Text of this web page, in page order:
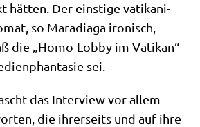
hät­ten. Der ein­sti­ge vati­ka­ni­
so Mara­dia­ga iro­nisch,
die „Homo-Lob­by im Vati­kan“
sei.
das Inter­view vor allem
die ihrer­seits und auf ihre